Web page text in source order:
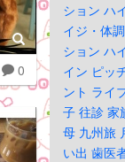
0
ション ハ
イジ・体調
ション ハ
イン ピッ
ント ライ
子 往診 家
母 九州旅
い出 歯医